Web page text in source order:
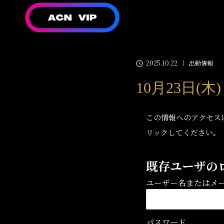
2025.10.22 出勤情報
10月23日(
この情報へのアクセ
リックしてください。
既存ユーザの
ユーザー名またはメ